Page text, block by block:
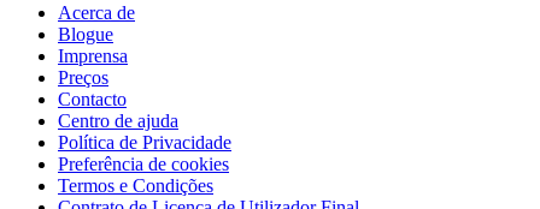
Acerca de
Blogue
Imprensa
Preços
Contacto
Centro de ajuda
Política de Privacidade
Preferência de cookies
Termos e Condições